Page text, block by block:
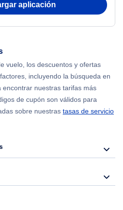
aplicación
vuelo, los descuentos y ofertas
incluyendo la búsqueda en
nuestras tarifas más
de cupón son válidos para
sobre nuestras tasas de servicio